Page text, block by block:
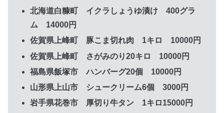
北海道白糠町 イクラしょうゆ漬け 400グラ
ム 14000円
佐賀県上峰町 豚こま切れ肉 1キロ 10000円
佐賀県上峰町 さがみのり20キロ 10000円
福島県飯塚市 ハンバーグ20個 10000円
山形県上山市 シュークリーム6個 3000円
岩手県花巻市 厚切り牛タン 1キロ15000円